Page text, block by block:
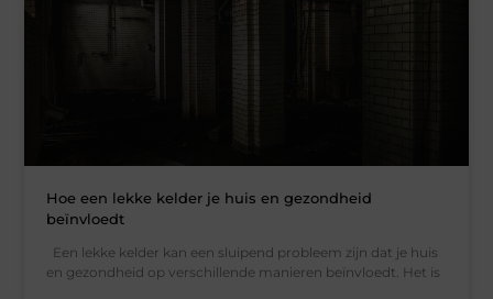
Hoe een lekke kelder je huis en gezondheid
beïnvloedt
Een lekke kelder kan een sluipend probleem zijn dat je huis
en gezondheid op verschillende manieren beïnvloedt. Het is